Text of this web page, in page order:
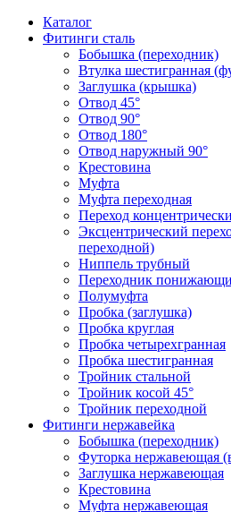
Каталог
Фитинги сталь
Бобышка (переходник)
Втулка шестигранная
Заглушка (крышка)
Отвод 45°
Отвод 90°
Отвод 180°
Отвод наружный 90°
Крестовина
Муфта
Муфта переходная
Переход
Эксцентрический
переходной)
Ниппель трубный
Переходник
Полумуфта
Пробка (заглушка)
Пробка круглая
Пробка четырехгранная
Пробка шестигранная
Тройник стальной
Тройник косой 45°
Тройник переходной
Фитинги нержавейка
Бобышка (переходник)
Футорка нержавеющая
Заглушка нержавеющая
Крестовина
Муфта нержавеющая